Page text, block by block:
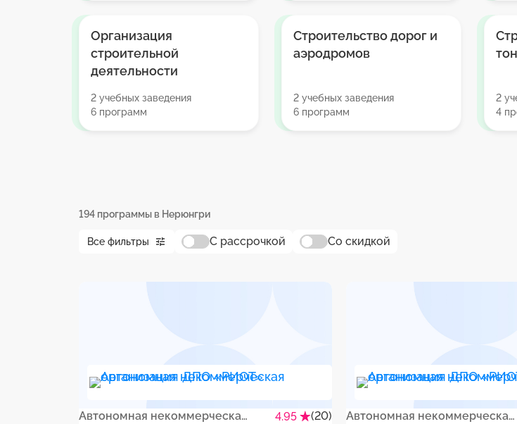
Организация
строительной
деятельности
2 учебных заведения
6 программ
Строительство дорог и
аэродромов
2 учебных заведения
6 программ
2
4
194 программы в Нерюнгри
Все фильтры С рассрочкой Со скидкой
Автономная некоммерческая организация ДПО «РИОТ» 4.95
(20)
Автономная некоммерческая организация ДПО «РИОТ»